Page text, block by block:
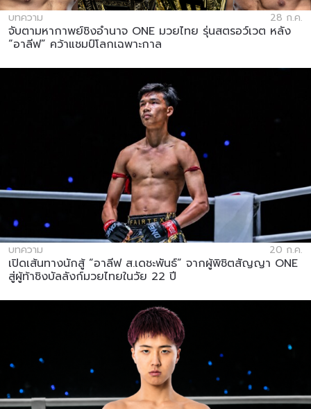
บทความ 28 ก.ค.
จับตามหากาพย์ชิงอำนาจ ONE มวยไทย รุ่นสตรอว์เวต หลัง
“อาลีฟ” คว้าแชมป์โลกเฉพาะกาล
บทความ 20 ก.ค.
เปิดเส้นทางนักสู้ “อาลีฟ ส.เดชะพันธ์” จากผู้พิชิตสัญญา ONE
สู่ผู้ท้าชิงบัลลังก์มวยไทยในวัย 22 ปี